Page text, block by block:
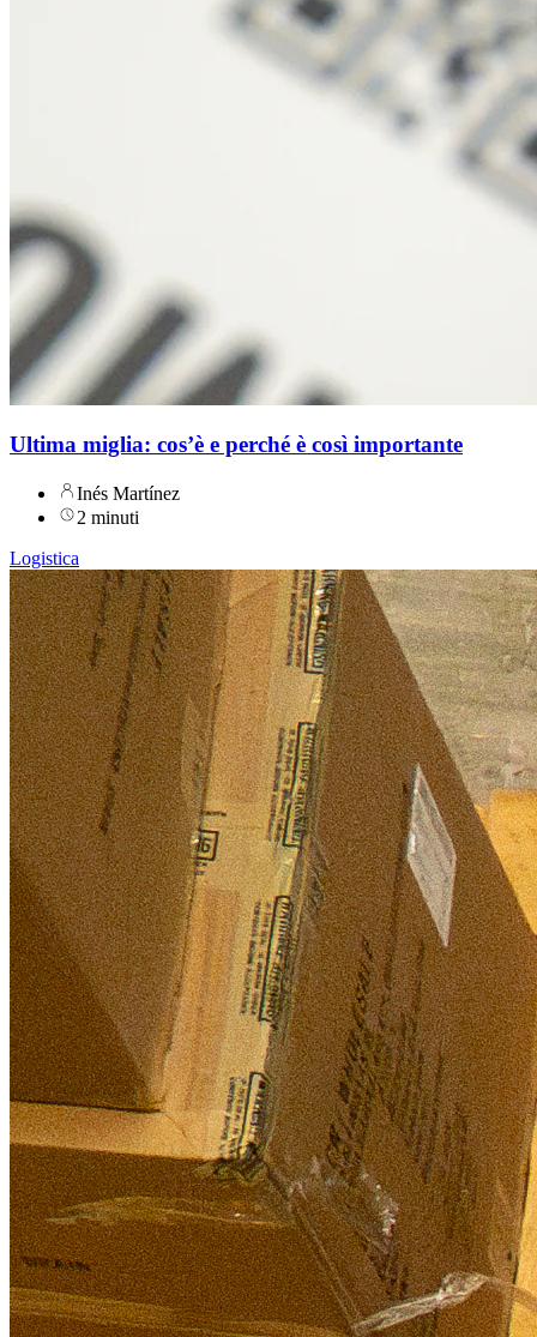
Ultima miglia: cos’è e perché è così importante
Inés Martínez
2 minuti
Logistica